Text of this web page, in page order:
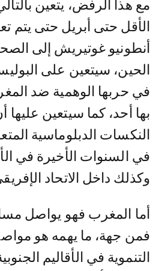
مع هذا الرفض، يتعين
الأقل حتى أبريل حتى يتم
أنطونيو غوتيريش إلى
الحين، سيتعين على
في حربها الوهمية ضد
بها أحد، كما سيتعين عليها
النكسات الدبلوماسية
في السنوات الأخيرة في
وكذلك داخل الاتحاد
أما المغرب فهو يواصل
فمن جهة، ما يهمه هو
التنموية في الأقاليم